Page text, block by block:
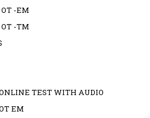
OT -EM
OT -TM
ONLINE TEST WITH AUDIO
EM